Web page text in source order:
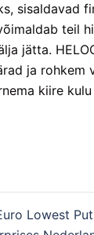
sisaldavad
teil
jätta.
ja rohkem
kiire kulu
Lowest